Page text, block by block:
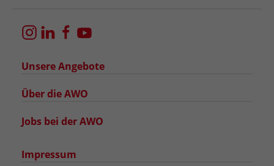
Unsere Angebote
Über die AWO
Jobs bei der AWO
Impressum